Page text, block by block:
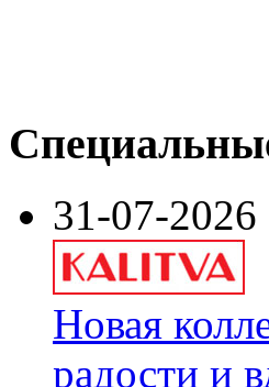
31-07-2026
Новая
радости и